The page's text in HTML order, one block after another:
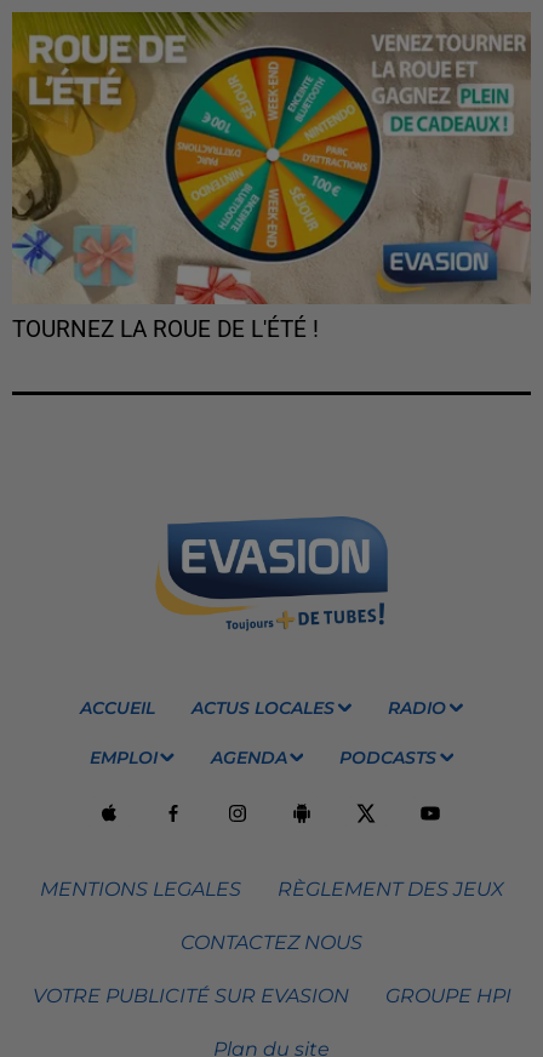
TOURNEZ LA ROUE DE L'ÉTÉ !
ACCUEIL ACTUS LOCALES RADIO
EMPLOI AGENDA PODCASTS
MENTIONS LEGALES RÈGLEMENT DES JEUX
CONTACTEZ NOUS
VOTRE PUBLICITÉ SUR EVASION GROUPE HPI
Plan du site